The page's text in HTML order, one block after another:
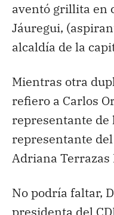
aventó grillita en
Jáuregui,
alcaldía de la
Mientras otra
refiero a Carlos
representante de
representante
Adriana Terrazas
No podría faltar,